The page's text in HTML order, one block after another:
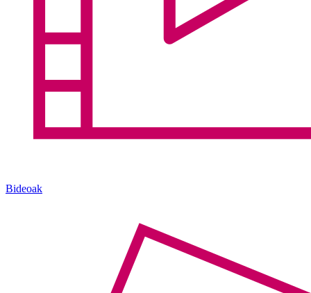
Bideoak